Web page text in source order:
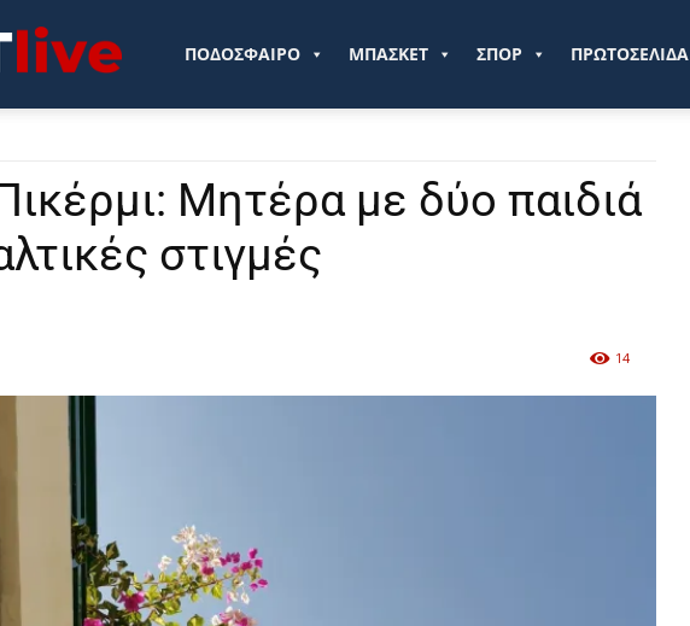
Sportlive.grΠΟΔΟΣΦΑΙΡΟ ΜΠΑΣΚΕΤ ΣΠΟΡ ΠΡΩΤΟΣΕΛΙΔΑ
Μητέρα με δύο παιδιά
στιγμές
14